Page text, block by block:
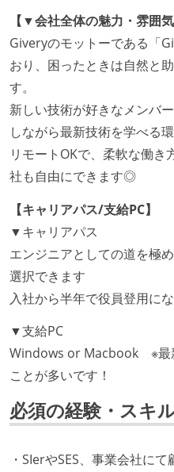
【▼会社全体の魅力・雰囲気
Giveryのモットーである「
おり、困ったときは自然と
す。
新しい技術が好きなメンバ
しながら最新技術を学べる環
リモートOKで、柔軟な働き
社も自由にできます◎
【キャリアパス/支給PC】
▼キャリアパス
エンジニアとしての道を極
選択できます
入社から半年で役員登用に
▼支給PC
Windows or Macbook ※最
ことが多いです！
必須の経験・スキ
・SIerやSES、事業会社に